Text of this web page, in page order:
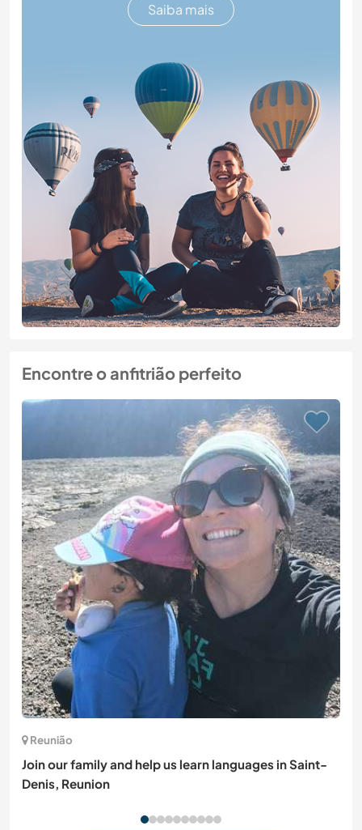
Saiba mais
Encontre o anfitrião perfeito
Reunião
Join our family and help us learn languages in Saint-
Denis, Reunion